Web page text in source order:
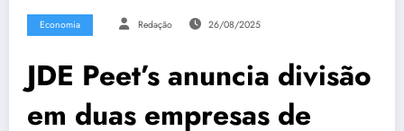
Economia Redação 26/08/2025
JDE Peet’s anuncia divisão
em duas empresas de